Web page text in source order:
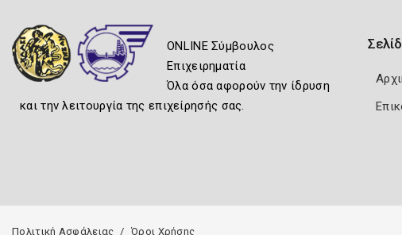
ONLINE Σύμβουλος
Επιχειρηματία
Όλα όσα αφορούν την ίδρυση
και την λειτουργία της επιχείρησής σας.
Πολιτική Ασφάλειας Όροι Χρήσης